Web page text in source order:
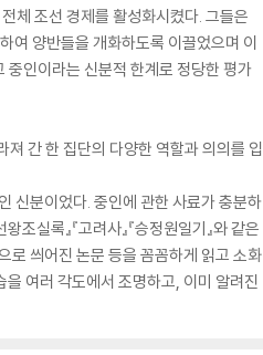
체 조선 경제를 활성화시켰다. 그들은
여 양반들을 개화하도록 이끌었으며 이
중인이라는 신분적 한계로 정당한 평가
간 한 집단의 다양한 역할과 의의를 입
신분이었다. 중인에 관한 사료가 충분하
실록』『고려사』『승정원일기』와 같은
으로 씌어진 논문 등을 꼼꼼하게 읽고 소화
여러 각도에서 조명하고, 이미 알려진